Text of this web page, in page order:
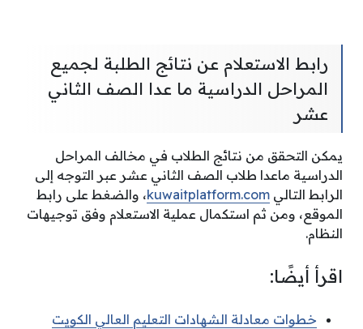
رابط الاستعلام عن نتائج الطلبة لجميع
المراحل الدراسية ما عدا الصف الثاني
عشر
يمكن التحقق من نتائج الطلاب في مخالف المراحل
الدراسية ماعدا طلاب الصف الثاني عشر عبر التوجه إلى
الرابط التالي kuwaitplatform.com، والضغط على رابط
الموقع، ومن ثم استكمال عملية الاستعلام وفق توجيهات
النظام.
اقرأ أيضًا:
خطوات معادلة الشهادات التعليم العالي الكويت